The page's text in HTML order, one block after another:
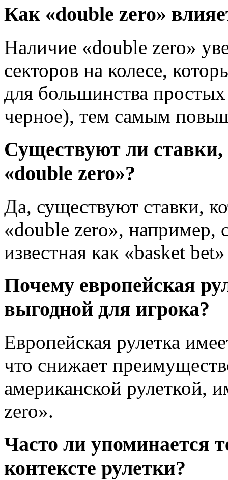
Как «double zero»
Наличие «double zero»
секторов на колесе,
для большинства
черное), тем самым
Существуют ли ставки,
«double zero»?
Да, существуют ставки,
«double zero», например,
известная как «basket
Почему европейская
выгодной для игрока?
Европейская рулетка
что снижает
американской рулеткой,
zero».
Часто ли упоминается
контексте рулетки?